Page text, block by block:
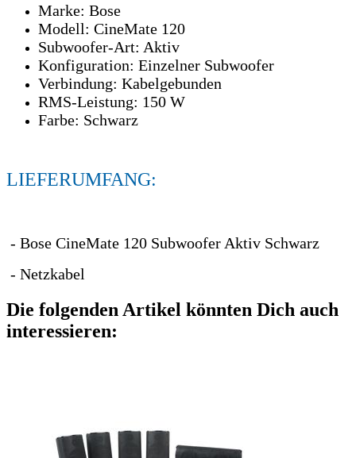
Marke: Bose
Modell: CineMate 120
Subwoofer-Art: Aktiv
Konfiguration: Einzelner Subwoofer
Verbindung: Kabelgebunden
RMS-Leistung: 150 W
Farbe: Schwarz
LIEFERUMFANG:
- Bose CineMate 120 Subwoofer Aktiv Schwarz
- Netzkabel
Die folgenden Artikel könnten Dich auch
interessieren: